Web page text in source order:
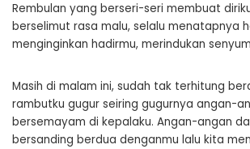
Rembulan yang berseri-seri membuat
berselimut rasa malu, selalu menatapnya
menginginkan hadirmu, merindukan
Masih di malam ini, sudah tak terhitung
rambutku gugur seiring gugurnya angan-
bersemayam di kepalaku. Angan-angan
bersanding berdua denganmu lalu kita